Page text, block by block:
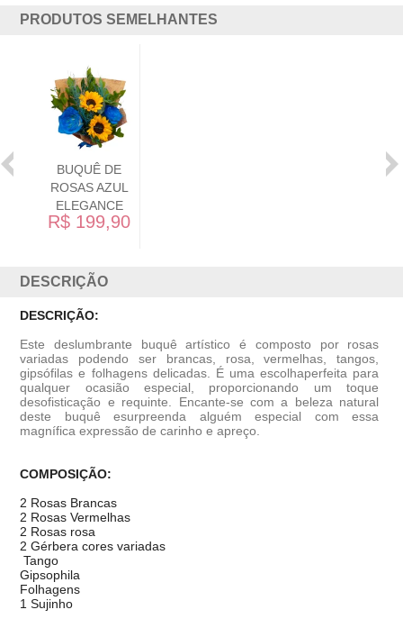
PRODUTOS SEMELHANTES
DESCRIÇÃO
DESCRIÇÃO:
Este deslumbrante buquê artístico é composto por rosas
variadas podendo ser brancas, rosa, vermelhas, tangos,
gipsófilas e folhagens delicadas. É uma escolhaperfeita para
qualquer ocasião especial, proporcionando um toque
desofisticação e requinte. Encante-se com a beleza natural
deste buquê esurpreenda alguém especial com essa
magnífica expressão de carinho e apreço.
COMPOSIÇÃO:
2 Rosas Brancas
2 Rosas Vermelhas
2 Rosas rosa
2 Gérbera cores variadas
Tango
Gipsophila
Folhagens
1 Sujinho